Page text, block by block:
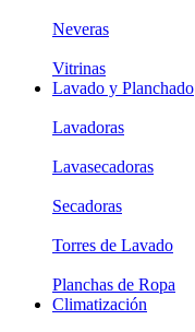
Neveras
Vitrinas
Lavado y Planchado
Lavadoras
Lavasecadoras
Secadoras
Torres de Lavado
Planchas de Ropa
Climatización